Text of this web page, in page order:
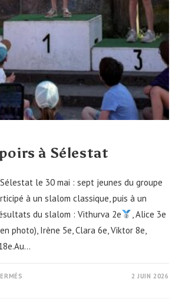
à Sélestat
le 30 mai : sept jeunes du groupe
à un slalom classique, puis à un
du slalom : Vithurva 2e
, Alice 3e
photo), Irène 5e, Clara 6e, Viktor 8e,
2 JUIN 2026